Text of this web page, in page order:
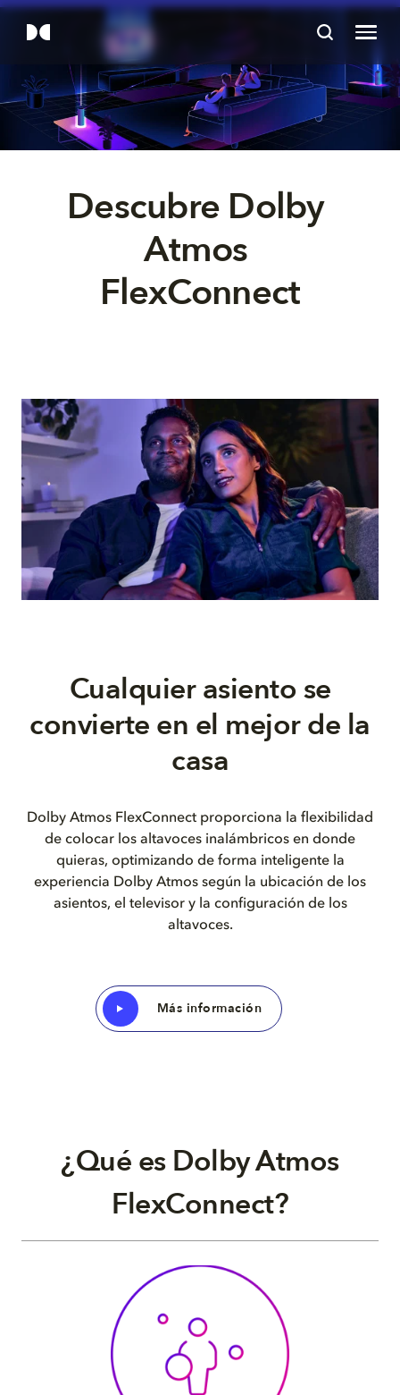
Descubre Dolby
Atmos
FlexConnect
Cualquier asiento se
convierte en el mejor de la
casa
Dolby Atmos FlexConnect proporciona la flexibilidad
de colocar los altavoces inalámbricos en donde
quieras, optimizando de forma inteligente la
experiencia Dolby Atmos según la ubicación de los
asientos, el televisor y la configuración de los
altavoces.
Más información
¿Qué es Dolby Atmos
FlexConnect?